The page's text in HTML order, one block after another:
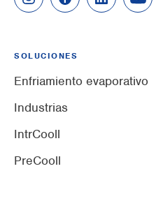
SOLUCIONES
Enfriamiento evaporativo
Industrias
IntrCooll
PreCooll